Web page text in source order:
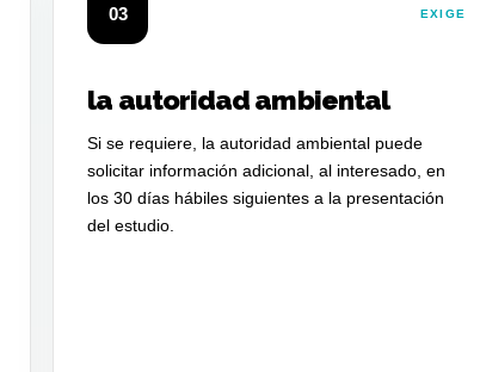
03 EXIGE
la autoridad ambiental
Si se requiere, la autoridad ambiental puede
solicitar información adicional, al interesado, en
los 30 días hábiles siguientes a la presentación
del estudio.